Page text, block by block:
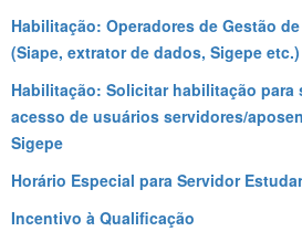
Habilitação: Operadores de Gestão
(Siape, extrator de dados, Sigepe etc.)
Habilitação: Solicitar habilitação para
acesso de usuários servidores/
Sigepe
Horário Especial para Servidor
Incentivo à Qualificação